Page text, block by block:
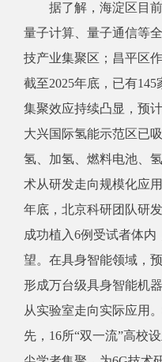
据了解，海淀区目前
量子计算、量子通信等
技产业集聚区；昌平区
截至2025年底，已有
集聚效应持续凸显，预
大兴国际氢能示范区已
氢、加氢、燃料电池、
术从研发走向规模化应
年底，北京科研团队研
成功植入6例受试者体
望。在具身智能领域，
形成万台级具身智能机
从实验室走向实际应用
先，16所“双一流”高校